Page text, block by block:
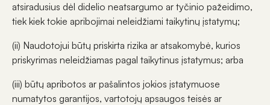
atsiradusius dėl didelio neatsargumo ar tyčinio pažeidimo,
tiek kiek tokie apribojimai neleidžiami taikytinų įstatymų;
(ii) Naudotojui būtų priskirta rizika ar atsakomybė, kurios
priskyrimas neleidžiamas pagal taikytinus įstatymus; arba
(iii) būtų apribotos ar pašalintos jokios įstatymuose
numatytos garantijos, vartotojų apsaugos teisės ar